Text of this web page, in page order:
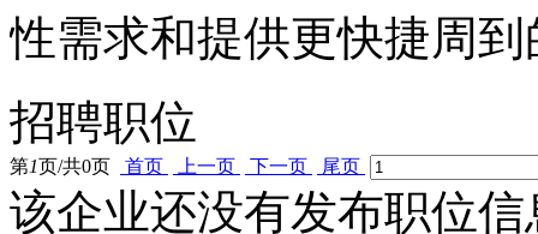
性需求和提供更快捷周
招聘职位
第1页/共0页 首页 上一页 下一页 尾页
该企业还没有发布职位信